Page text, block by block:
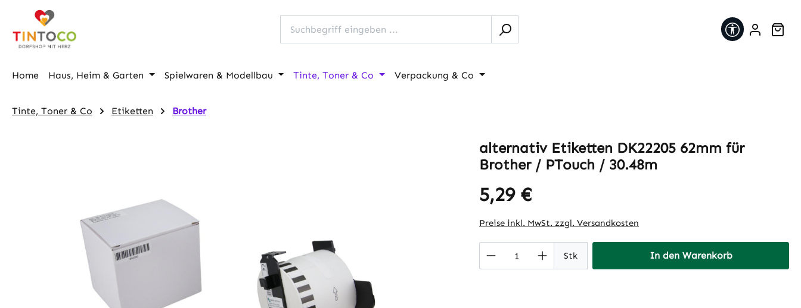
Hauptinhalt springen
Zur Suche springen
Zur Hauptnavigation springen
Home Haus, Heim & Garten Spielwaren & Modellbau Tinte, Toner & Co Verpackung & Co
Tinte, Toner & Co Etiketten Brother
alternativ Etiketten DK22205 62mm für
Brother / PTouch / 30.48m
Regulärer Preis:
5,29 €
Preise inkl. MwSt. zzgl. Versandkosten
Produkt Anzahl: Gib den gewünschten Wert
Stk In den Warenkorb